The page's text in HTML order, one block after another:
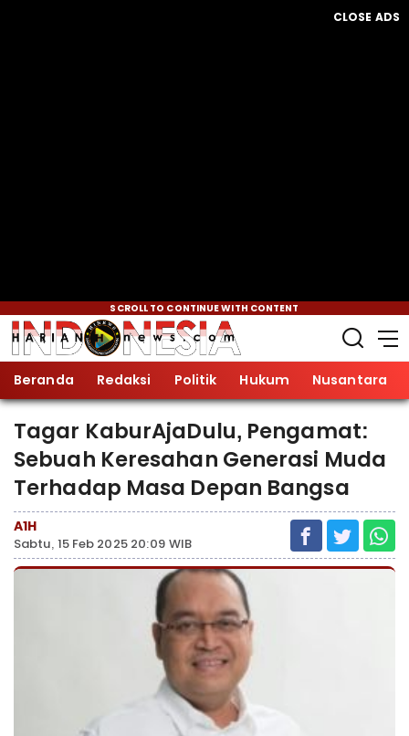
CLOSE ADS
SCROLL TO CONTINUE WITH CONTENT
Beranda Redaksi Politik Hukum Nusantara
Tagar KaburAjaDulu, Pengamat:
Sebuah Keresahan Generasi Muda
Terhadap Masa Depan Bangsa
A1H
Sabtu, 15 Feb 2025 20:09 WIB